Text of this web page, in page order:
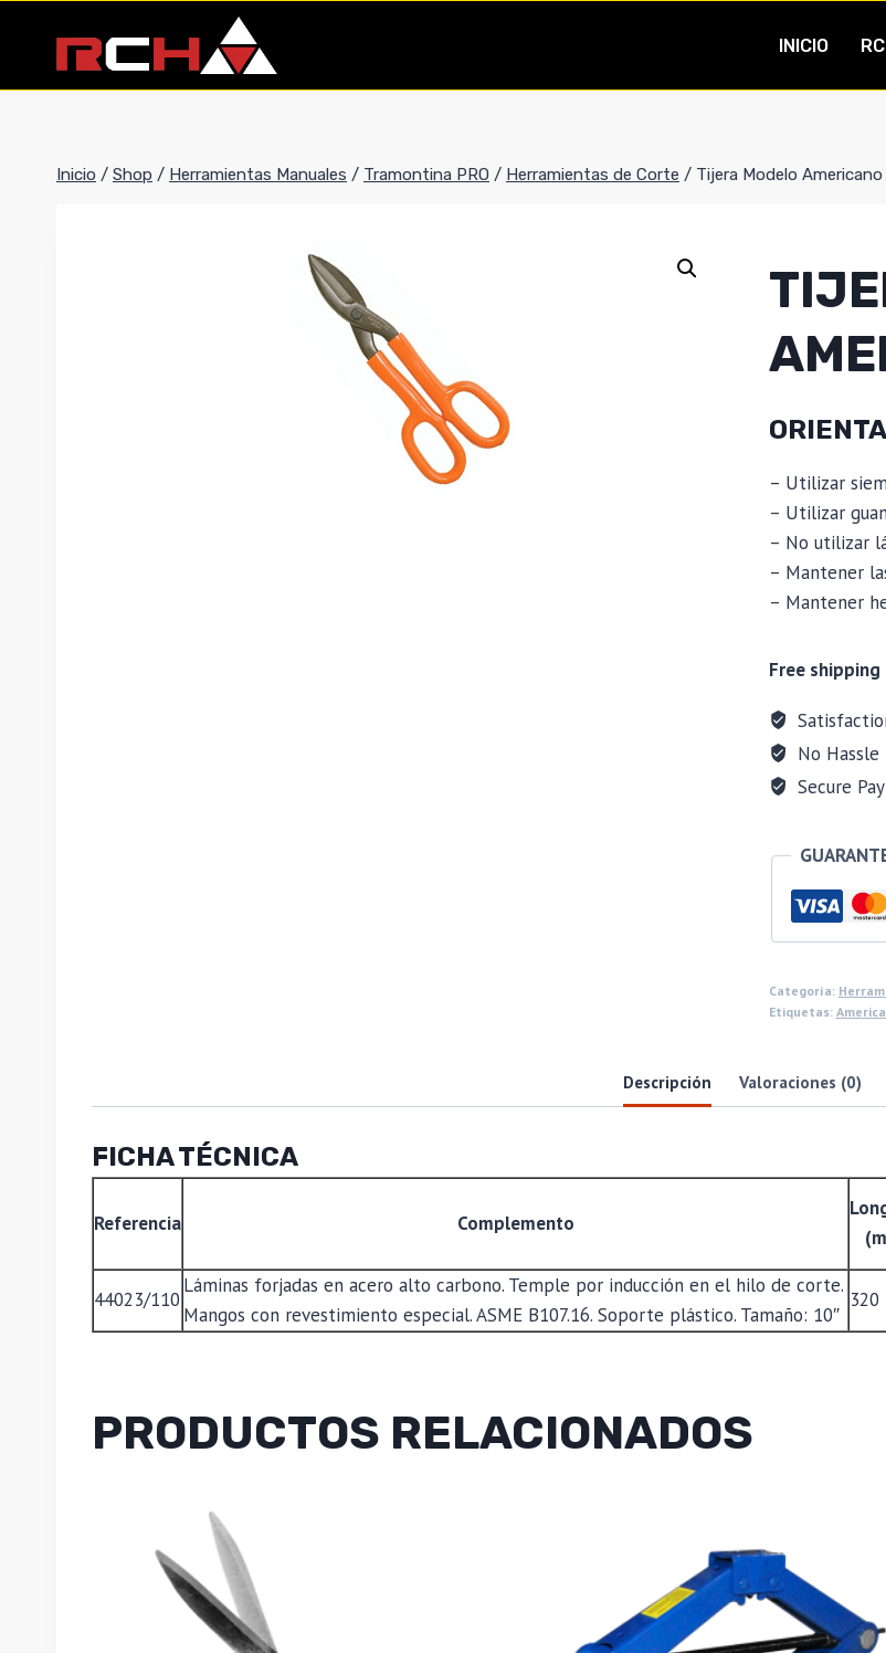
contenido
INICIO
Inicio / Shop / Herramientas Manuales / Tramontina PRO / Herramientas de Corte / Tijera Modelo Americano
– Utilizar
– Utilizar
– No utilizar
– Mantener
– Mantener
Free
No Hassle
Secure
Categoría:
Etiquetas:
Descripción Valoraciones (0)
FICHA TÉCNICA
Referencia Complemento
44023/110
Láminas forjadas en acero alto carbono. Temple por inducción en el hilo de corte.
Mangos con revestimiento especial. ASME B107.16. Soporte plástico. Tamaño: 10″
320
PRODUCTOS RELACIONADOS